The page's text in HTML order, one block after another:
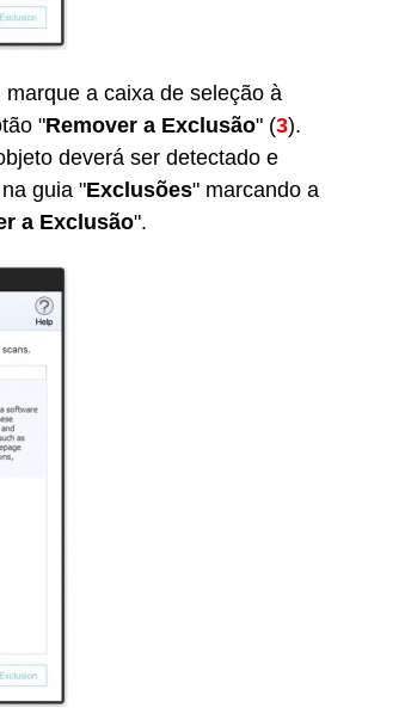
marque a caixa de seleção à
"Remover a Exclusão" (3).
deverá ser detectado e
guia "Exclusões" marcando a
a Exclusão".